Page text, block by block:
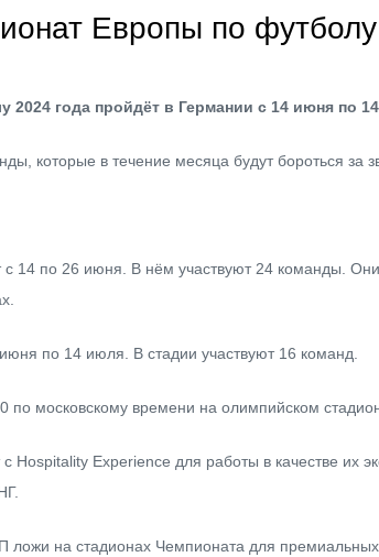
Европы по
2024 года пройдёт в Германии с 14 июня по
которые в течение месяца будут бороться за
с 14 по 26 июня. В нём участвуют 24 команды.
по 14 июля. В стадии участвуют 16 команд.
по московскому времени на олимпийском
с Hospitality Experience для работы в качестве их
на стадионах Чемпионата для премиальных